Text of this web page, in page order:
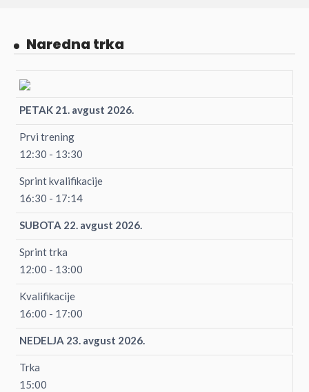
Naredna trka
PETAK 21. avgust 2026.
Prvi trening
12:30 - 13:30
Sprint kvalifikacije
16:30 - 17:14
SUBOTA 22. avgust 2026.
Sprint trka
12:00 - 13:00
Kvalifikacije
16:00 - 17:00
NEDELJA 23. avgust 2026.
Trka
15:00